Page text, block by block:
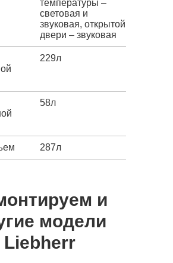
температуры –
световая и
звуковая, открытой
двери – звуковая
229л
58л
287л
и
модели
Liebherr